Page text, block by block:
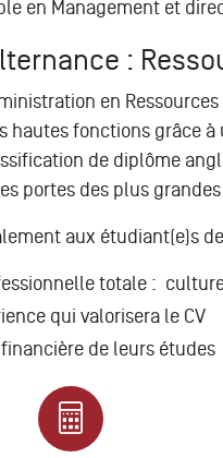
en Management et
:
en
hautes fonctions grâce
de diplôme
portes des plus
aux étudiant(e)s
totale :
qui valorisera le CV
de leurs études